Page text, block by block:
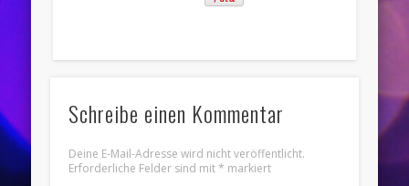
Schreibe einen Kommentar
Deine E-Mail-Adresse wird nicht veröffentlicht.
Erforderliche Felder sind mit* markiert